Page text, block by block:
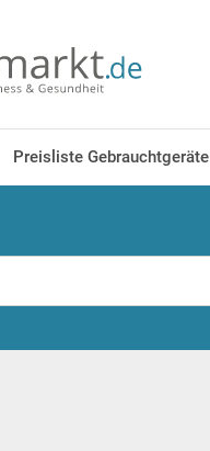
Preisliste Gebrauchtgeräte